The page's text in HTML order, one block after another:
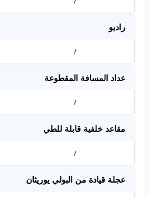
راديو
/
عداد المسافة المقطوعة
/
مقاعد خلفية قابلة للطي
/
عجلة قيادة من البولي يوريثان